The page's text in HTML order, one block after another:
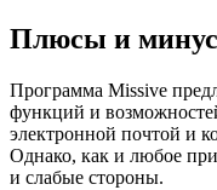
Плюсы и
Программа Missive
функций и
электронной почтой и
Однако, как и любое
и слабые стороны.